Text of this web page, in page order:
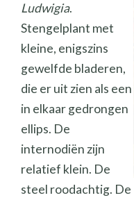
Ludwigia.
Stengelplant met
kleine, enigszins
gewelfde bladeren,
die er uit zien als een
in elkaar gedrongen
ellips. De
internodiën zijn
relatief klein. De
steel roodachtig. De